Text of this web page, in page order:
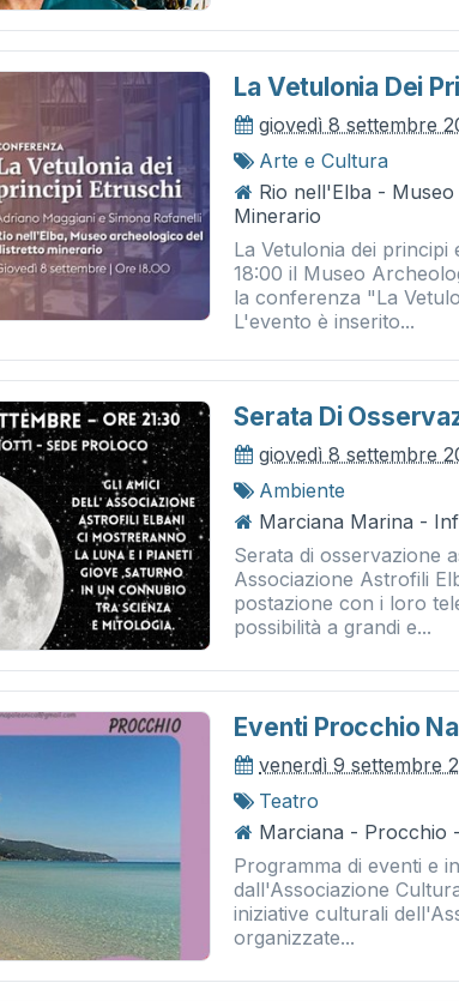
La Vetulonia Dei
giovedì 8 settembre
Arte e Cultura
Rio nell'Elba -
Minerario
La Vetulonia dei
18:00 il Museo
la conferenza "La
L'evento è inserito...
Serata Di
giovedì 8 settembre
Ambiente
Marciana Marina -
Serata di osservazione
Associazione Astrofili
postazione con i loro
possibilità a grandi e...
Eventi Procchio
venerdì 9 settembre
Teatro
Marciana - Procchio
Programma di eventi e
dall'Associazione
iniziative culturali
organizzate...